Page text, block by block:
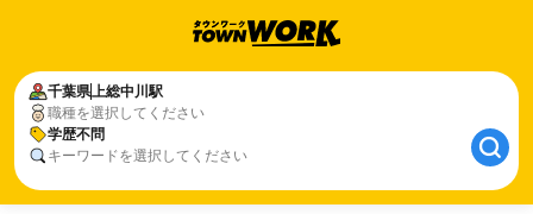
千葉県上総中川駅
職種を選択してください
学歴不問
キーワードを選択してください